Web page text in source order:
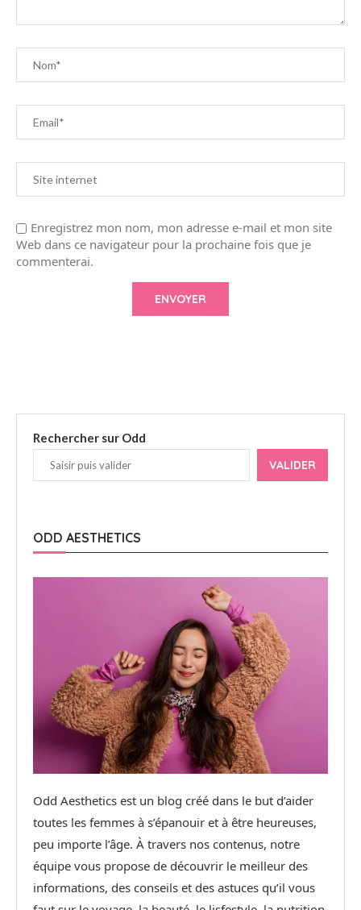
Enregistrez mon nom, mon adresse e-mail et mon site
Web dans ce navigateur pour la prochaine fois que je
commenterai.
Rechercher sur Odd
VALIDER
ODD AESTHETICS
Odd Aesthetics est un blog créé dans le but d’aider
toutes les femmes à s’épanouir et à être heureuses,
peu importe l’âge. À travers nos contenus, notre
équipe vous propose de découvrir le meilleur des
informations, des conseils et des astuces qu’il vous